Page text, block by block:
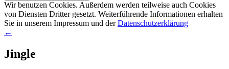
Wir benutzen Cookies. Außerdem werden teilweise auch Cookies
von Diensten Dritter gesetzt. Weiterführende Informationen erhalten
Sie in unserem Impressum und derDatenschutzerklärung
←
Jingle